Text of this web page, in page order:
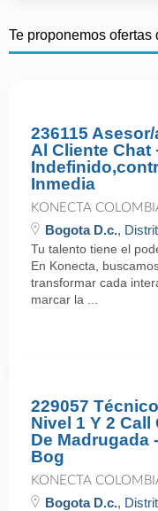
Te proponemos ofertas
236115
Al Cliente Chat
Inmedia
KONECTA
Bogota D.c.,
Tu talento tiene el
En Konecta,
transformar cada
marcar la ...
229057
Nivel 1 Y 2
De Madrugada
Bog
KONECTA
Bogota D.c.,